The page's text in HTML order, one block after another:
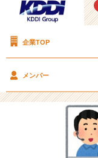
企業TOP
メンバー